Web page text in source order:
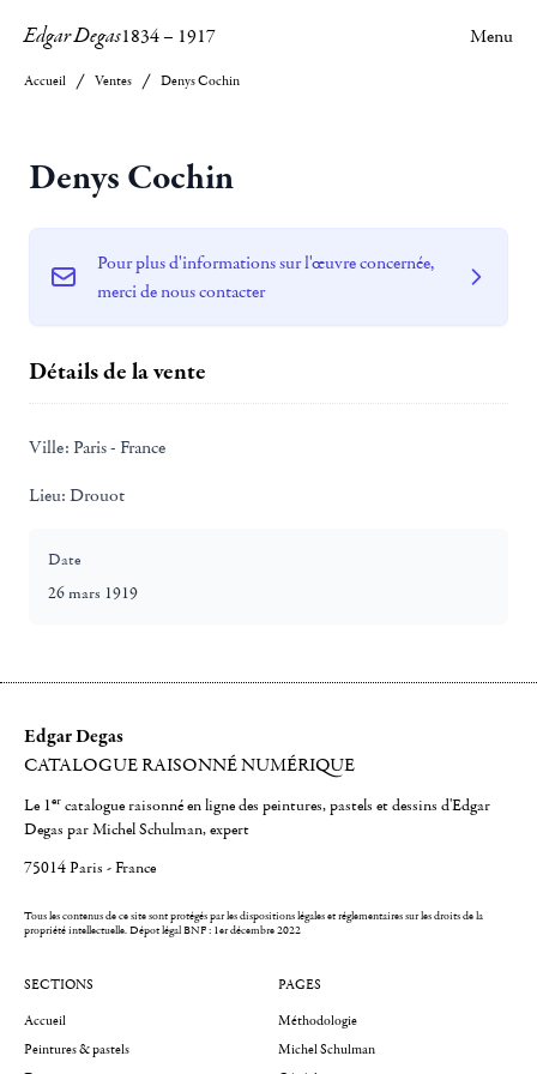
Edgar Degas1834– 1917 Menu
Accueil Ventes Denys Cochin
Denys Cochin
Pour plus d'informations sur l'œuvre concernée,
merci de nous contacter
Détails de la vente
Ville: Paris - France
Lieu: Drouot
Date
26 mars 1919
Edgar Degas
CATALOGUE RAISONNÉ NUMÉRIQUE
Le 1er catalogue raisonné en ligne des peintures, pastels et dessins d'Edgar
Degas par Michel Schulman, expert
75014 Paris - France
Tous les contenus de ce site sont protégés par les dispositions légales et réglementaires sur les droits de la
propriété intellectuelle.Dépot légal BNF : 1er décembre 2022
SECTIONS
Accueil
Peintures & pastels
PAGES
Méthodologie
Michel Schulman